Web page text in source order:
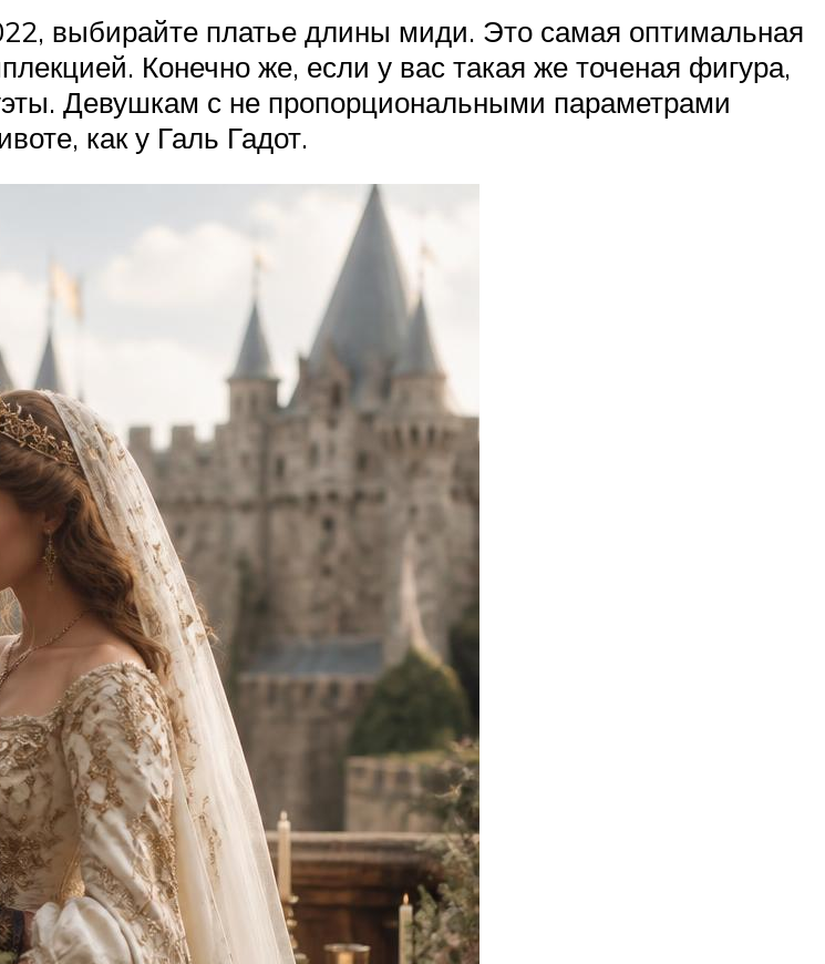
выбирайте платье длины миди. Это самая оптимальная
Конечно же, если у вас такая же точеная фигура,
Девушкам с не пропорциональными параметрами
как у Галь Гадот.